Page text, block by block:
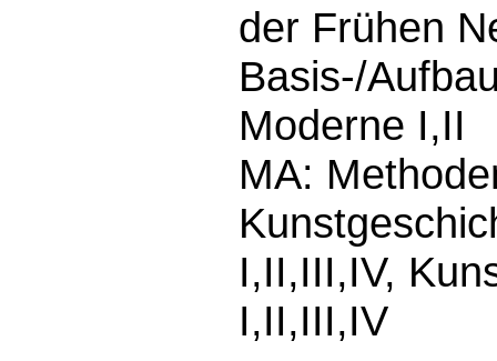
der Frühen
Basis-/
Moderne I,II
MA:
I,II,III,IV,
I,II,III,IV